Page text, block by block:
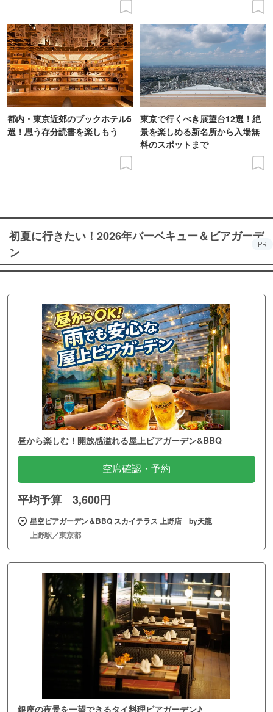
都内・東京近郊のブックホテル5
選！思う存分読書を楽しもう
東京で行くべき展望台12選！絶
景を楽しめる新名所から入場無
料のスポットまで
初夏に行きたい！2026年バーベキュー＆ビアガーデ
ン
PR
昼から楽しむ！開放感溢れる屋上ビアガーデン&BBQ
空席確認・予約
平均予算 3,600円
星空ビアガーデン＆BBQ スカイテラス 上野店 by天龍
上野駅／東京都
銀座の夜景を一望できるタイ料理ビアガーデン♪